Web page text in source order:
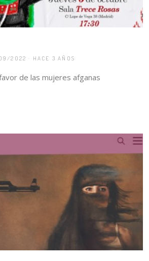
2022 · HACE 3 AÑOS
de las mujeres afganas